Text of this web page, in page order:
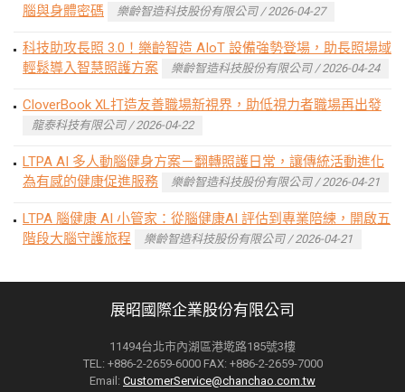
腦與身體密碼
樂齡智造科技股份有限公司 / 2026-04-27
科技助攻長照 3.0！樂齡智造 AIoT 設備強勢登場，助長照場域
輕鬆導入智慧照護方案
樂齡智造科技股份有限公司 / 2026-04-24
CloverBook XL打造友善職場新視界，助低視力者職場再出發
龍泰科技有限公司 / 2026-04-22
LTPA AI 多人動腦健身方案－翻轉照護日常，讓傳統活動進化
為有感的健康促進服務
樂齡智造科技股份有限公司 / 2026-04-21
LTPA 腦健康 AI 小管家：從腦健康AI 評估到專業陪練，開啟五
階段大腦守護旅程
樂齡智造科技股份有限公司 / 2026-04-21
展昭國際企業股份有限公司
11494台北市內湖區港墘路185號3樓
TEL: +886-2-2659-6000 FAX: +886-2-2659-7000
Email: CustomerService@chanchao.com.tw